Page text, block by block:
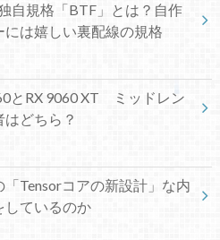
自規格「BTF」とは？自作
には嬉しい裏配線の規格
とRX 9060 XT ミッドレン
はどちら？
「Tensorコアの新設計」な内
しているのか